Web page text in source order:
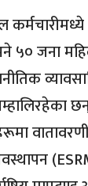
५० जना